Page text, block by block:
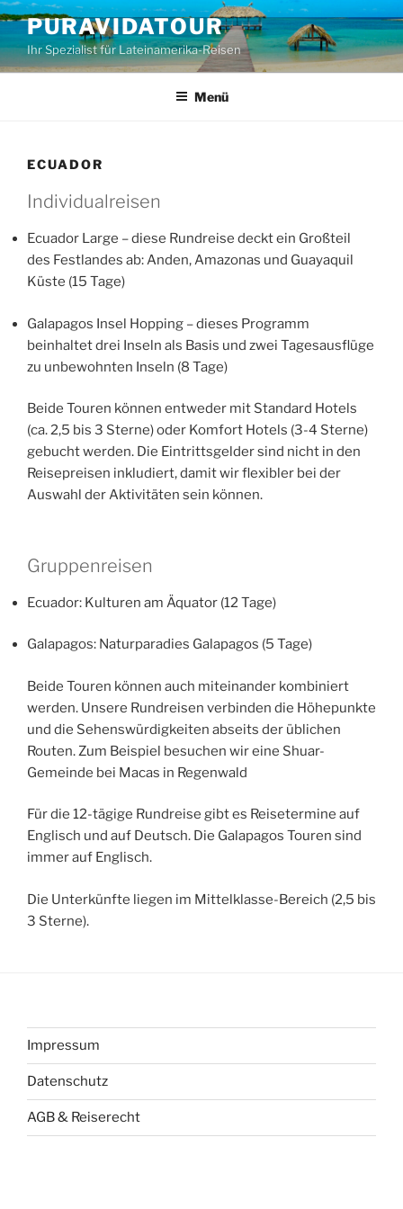
Zum
Inhalt
springen
PURAVIDATOUR
Ihr Spezialist für Lateinamerika-Reisen
Menü
ECUADOR
Individualreisen
Ecuador Large – diese Rundreise deckt ein Großteil
des Festlandes ab: Anden, Amazonas und Guayaquil
Küste (15 Tage)
Galapagos Insel Hopping – dieses Programm
beinhaltet drei Inseln als Basis und zwei Tagesausflüge
zu unbewohnten Inseln (8 Tage)
Beide Touren können entweder mit Standard Hotels
(ca. 2,5 bis 3 Sterne) oder Komfort Hotels (3-4 Sterne)
gebucht werden. Die Eintrittsgelder sind nicht in den
Reisepreisen inkludiert, damit wir flexibler bei der
Auswahl der Aktivitäten sein können.
Gruppenreisen
Ecuador: Kulturen am Äquator (12 Tage)
Galapagos: Naturparadies Galapagos (5 Tage)
Beide Touren können auch miteinander kombiniert
werden. Unsere Rundreisen verbinden die Höhepunkte
und die Sehenswürdigkeiten abseits der üblichen
Routen. Zum Beispiel besuchen wir eine Shuar-
Gemeinde bei Macas in Regenwald
Für die 12-tägige Rundreise gibt es Reisetermine auf
Englisch und auf Deutsch. Die Galapagos Touren sind
immer auf Englisch.
Die Unterkünfte liegen im Mittelklasse-Bereich (2,5 bis
3 Sterne).
Impressum
Datenschutz
AGB & Reiserecht